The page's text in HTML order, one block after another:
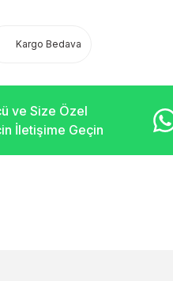
Kargo Bedava
ve Size Özel
İletişime Geçin